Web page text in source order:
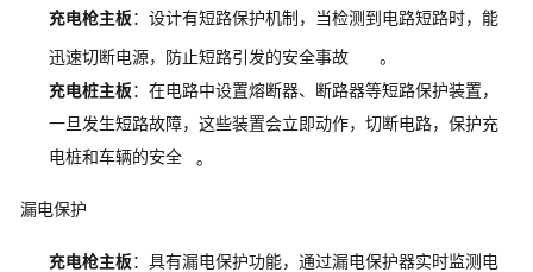
充电枪主板：设计有短路保护机制，当检测到电路短路时，能
迅速切断电源，防止短路引发的安全事故
。
充电桩主板：在电路中设置熔断器、断路器等短路保护装置，
一旦发生短路故障，这些装置会立即动作，切断电路，保护充
电桩和车辆的安全
。
漏电保护
充电枪主板：具有漏电保护功能，通过漏电保护器实时监测电